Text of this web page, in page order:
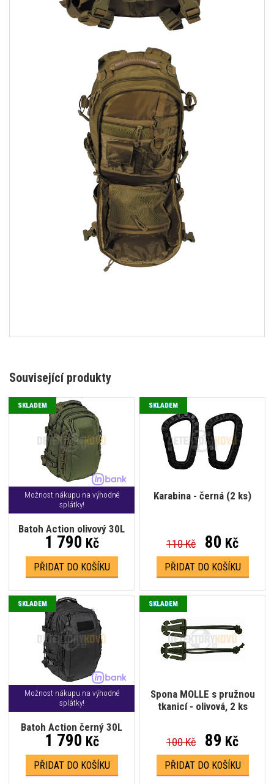
Související produkty
Možnost nákupu na výhodné
splátky!
Batoh Action olivový 30L
SKLADEM
1 790 Kč
PŘIDAT DO KOŠÍKU
Karabina - černá (2 ks)
SKLADEM
110 Kč 80 Kč
PŘIDAT DO KOŠÍKU
Možnost nákupu na výhodné
splátky!
Batoh Action černý 30L
SKLADEM
1 790 Kč
PŘIDAT DO KOŠÍKU
Spona MOLLE s pružnou
tkanicí - olivová, 2 ks
SKLADEM
100 Kč 89 Kč
PŘIDAT DO KOŠÍKU